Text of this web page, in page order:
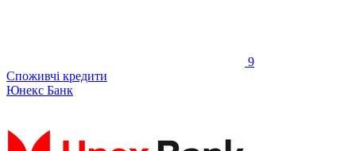
9
Споживчі кредити
Юнекс Банк